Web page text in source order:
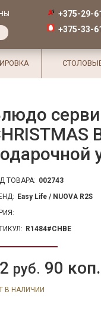
+375-29-
+375-33-
ТОВАРА: 002743
Easy Life / NUOVA R2S
R1484#CHBE
руб. 90 коп.
В НАЛИЧИИ